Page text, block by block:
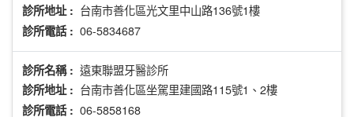
診所地址 : 台南市善化區光文里中山路136號1樓
診所電話 : 06-5834687
診所名稱 : 遠東聯盟牙醫診所
診所地址 : 台南市善化區坐駕里建國路115號1、2樓
診所電話 : 06-5858168